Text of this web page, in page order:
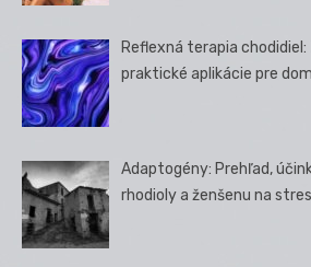
Reflexná terapia
praktické aplikácie pre
Adaptogény: Prehľad,
rhodioly a ženšenu na